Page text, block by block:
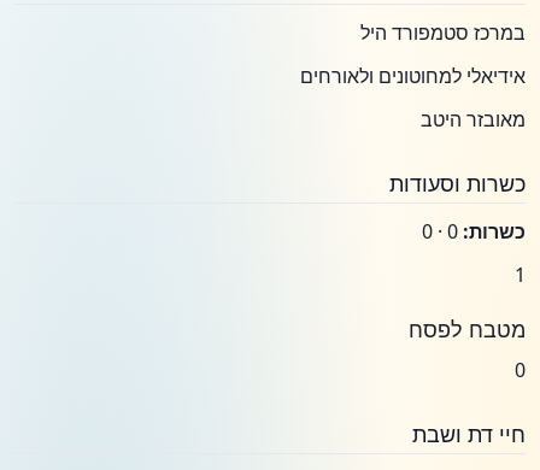
במרכז סטמפורד היל
אידיאלי למחוטונים ולאורחים
מאובזר היטב
כשרות וסעודות
כשרות:
1
מטבח לפסח
0
חיי דת ושבת